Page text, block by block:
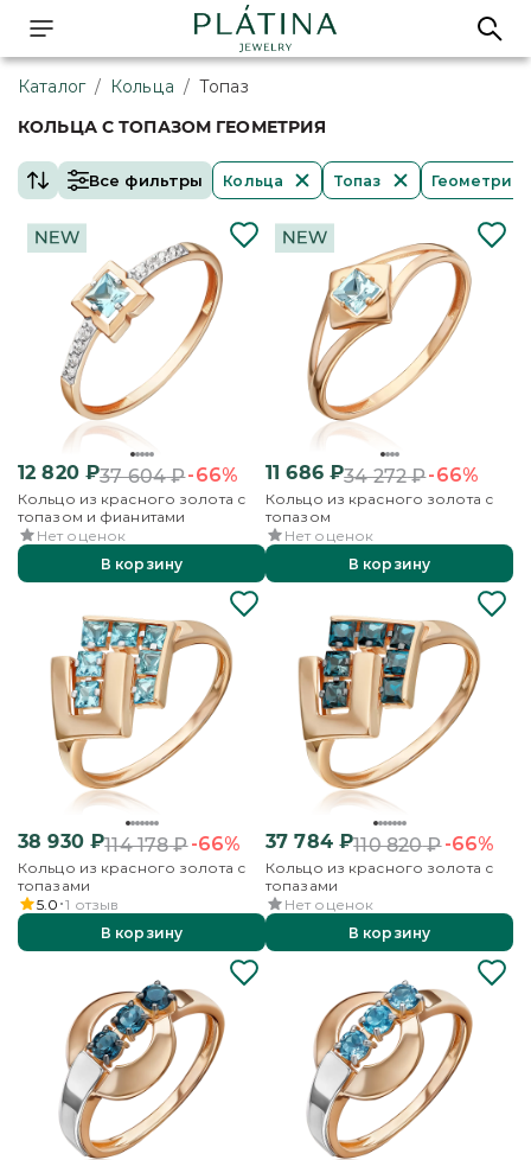
Каталог / Кольца / Топаз
КОЛЬЦА С ТОПАЗОМ ГЕОМЕТРИЯ
Все фильтры Кольца Топаз Геометрия
12 820₽37 604₽-66%
Кольцо из красного золота с
топазом и фианитами
Нет оценок
В корзину
11 686₽34 272₽-66%
Кольцо из красного золота с
топазом
Нет оценок
В корзину
38 930₽114 178₽-66%
Кольцо из красного золота с
топазами
5.0 1 отзыв
В корзину
37 784₽110 820₽-66%
Кольцо из красного золота с
топазами
Нет оценок
В корзину